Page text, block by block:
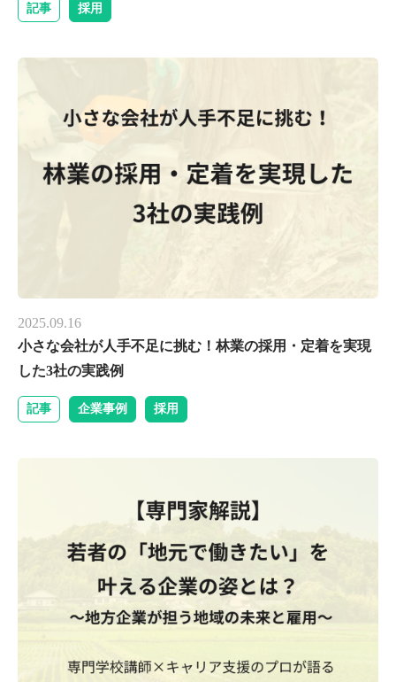
記事 採用
2025.09.16
小さな会社が人手不足に挑む！林業の採用・定着を実現
した3社の実践例
記事 企業事例 採用